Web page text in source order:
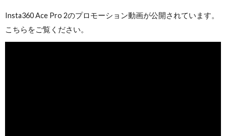
Insta360 Ace Pro 2のプロモーション動画が公開されています。
こちらをご覧ください。